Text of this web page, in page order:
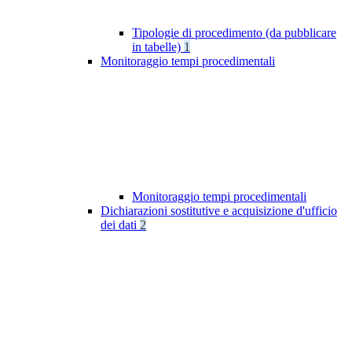
Tipologie di procedimento (da pubblicare
in tabelle) 1
Monitoraggio tempi procedimentali
Monitoraggio tempi procedimentali
Dichiarazioni sostitutive e acquisizione d'ufficio
dei dati 2